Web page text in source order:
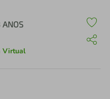
Virtual